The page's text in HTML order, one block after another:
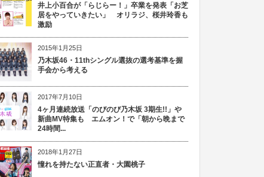
井上小百合が「らじらー！」卒業を発表「お芝
居をやっていきたい」 オリラジ、桜井玲香も
激励
2015年1月25日
乃木坂46・11thシングル選抜の選考基準を握
手会から考える
2017年7月10日
4ヶ月連続放送「のびのび乃木坂 3期生!!」や
新曲MV特集も エムオン！で「朝から晩まで
24時間...
2018年1月27日
憧れを持たない正直者・大園桃子